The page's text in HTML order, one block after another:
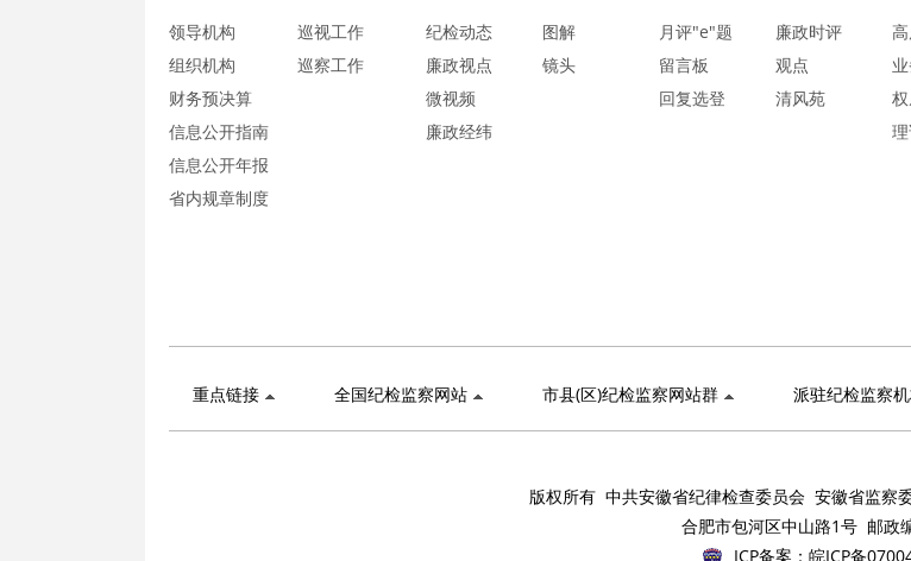
领导机构
组织机构
财务预决算
信息公开指南
信息公开年报
省内规章制度
巡视工作
巡察工作
纪检动态
廉政视点
微视频
廉政经纬
图解
镜头
月评"e"题
留言板
回复选登
廉政时评
观点
清风苑
重点链接 全国纪检监察网站 市县(区)纪检监察网站群 派驻纪检监察
版权所有 中共安徽省纪律检查委员会 安徽省监
合肥市包河区中山路1号 邮政
ICP备案： 皖ICP备